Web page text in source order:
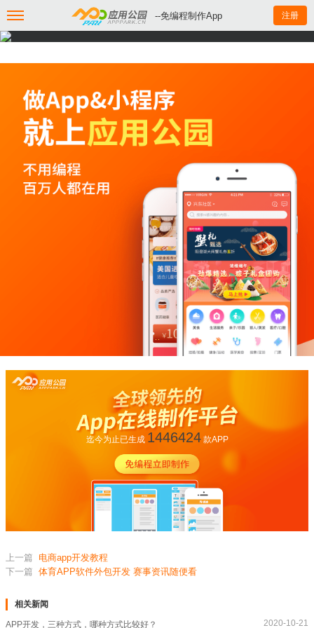
--免编程制作App 注册
迄今为止已生成 1446424款APP
上一篇
电商app开发教程
下一篇 体育APP软件外包开发 赛事资讯随便看
相关新闻
APP开发，三种方式，哪种方式比较好？ 2020-10-21